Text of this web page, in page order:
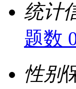
统计
题数
性别